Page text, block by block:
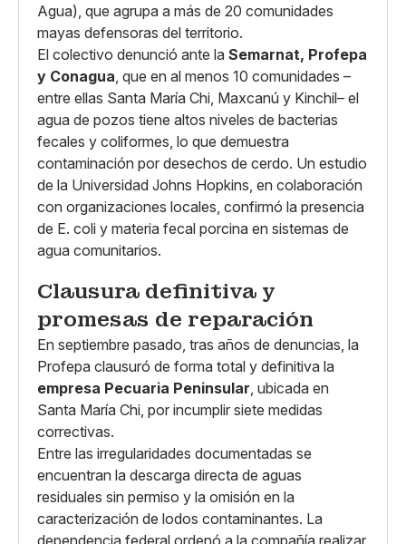
Agua), que agrupa a más de 20 comunidades
mayas defensoras del territorio.
El colectivo denunció ante la Semarnat, Profepa
y Conagua , que en al menos 10 comunidades –
entre ellas Santa María Chi, Maxcanú y Kinchil– el
agua de pozos tiene altos niveles de bacterias
fecales y coliformes, lo que demuestra
contaminación por desechos de cerdo. Un estudio
de la Universidad Johns Hopkins, en colaboración
con organizaciones locales, confirmó la presencia
de E. coli y materia fecal porcina en sistemas de
agua comunitarios.
Clausura definitiva y
promesas de reparación
En septiembre pasado, tras años de denuncias, la
Profepa clausuró de forma total y definitiva la
empresa Pecuaria Peninsular , ubicada en
Santa María Chi, por incumplir siete medidas
correctivas.
Entre las irregularidades documentadas se
encuentran la descarga directa de aguas
residuales sin permiso y la omisión en la
caracterización de lodos contaminantes. La
dependencia federal ordenó a la compañía realizar